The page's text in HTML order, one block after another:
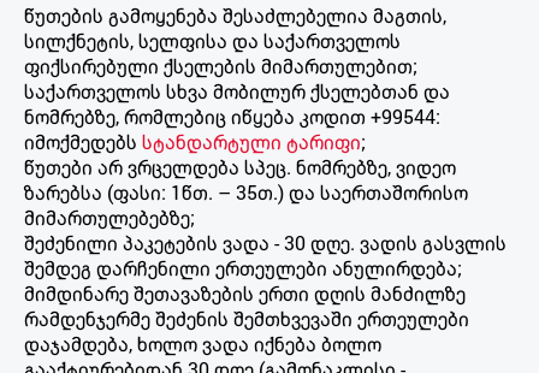
წუთების გამოყენება შესაძლებელია მაგთის,
სილქნეტის, სელფისა და საქართველოს
ფიქსირებული ქსელების მიმართულებით;
საქართველოს სხვა მობილურ ქსელებთან და
ნომრებზე, რომლებიც იწყება კოდით +99544:
იმოქმედებს სტანდარტული ტარიფი;
წუთები არ ვრცელდება სპეც. ნომრებზე, ვიდეო
ზარებსა (ფასი: 1წთ. – 35თ.) და საერთაშორისო
მიმართულებებზე;
შეძენილი პაკეტების ვადა - 30 დღე. ვადის გასვლის
შემდეგ დარჩენილი ერთეულები ანულირდება;
მიმდინარე შეთავაზების ერთი დღის მანძილზე
რამდენჯერმე შეძენის შემთხვევაში ერთეულები
დაჯამდება, ხოლო ვადა იქნება ბოლო